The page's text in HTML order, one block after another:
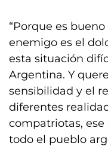
“Porque es
enemigo es el
esta situación
Argentina. Y
sensibilidad y el
diferentes
compatriotas,
todo el pueblo